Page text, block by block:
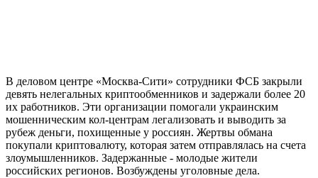
В деловом центре «Москва-Сити» сотрудники ФСБ закрыли
девять нелегальных криптообменников и задержали более 20
их работников. Эти организации помогали украинским
мошенническим кол-центрам легализовать и выводить за
рубеж деньги, похищенные у россиян. Жертвы обмана
покупали криптовалюту, которая затем отправлялась на счета
злоумышленников. Задержанные - молодые жители
российских регионов. Возбуждены уголовные дела.